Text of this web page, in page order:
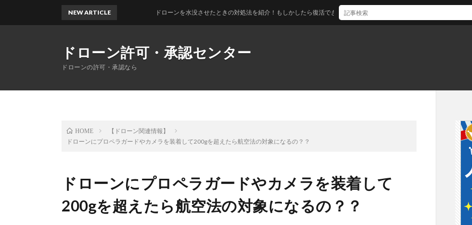
ドローン許可・承認センター
ドローンの許可・承認なら
NEW ARTICLE ドローンを水没させたときの対処法を紹介！もしかしたら復活できるかも！？
HOME
【ドローン関連情報】
ドローンにプロペラガードやカメラを装着して200gを超えたら航空法の対象になるの？？
ドローンにプロペラガードやカメラを装着して
200gを超えたら航空法の対象になるの？？